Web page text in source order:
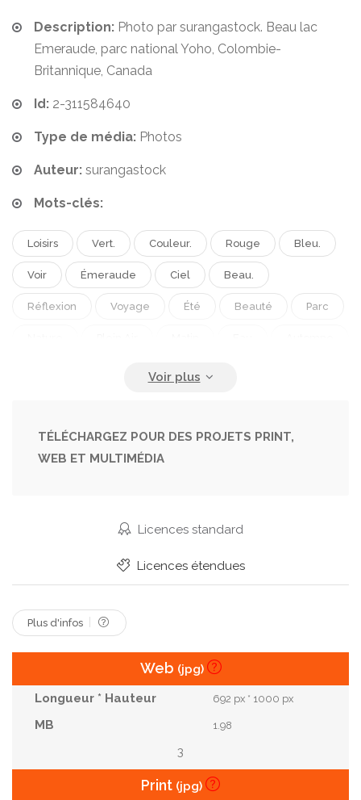
Description: Photo par surangastock. Beau lac
Emeraude, parc national Yoho, Colombie-
Britannique, Canada
Id: 2-311584640
Type de média: Photos
Auteur: surangastock
Mots-clés:
Loisirs Vert. Couleur. Rouge Bleu.
Voir Émeraude Ciel Beau.
Réflexion Voyage Été Beauté Parc
Turquoise
Station Balnéaire National Lac. Photos
Rocheux Canada.
Rocheuses Jaspe
Alberta Journée Ensoleillée
TÉLÉCHARGEZ POUR DES PROJETS PRINT,
WEB ET MULTIMÉDIA
Licences standard
Licences étendues
Plus d'infos
Web (jpg)
692 px * 1000 px
1.98
3
Print (jpg)